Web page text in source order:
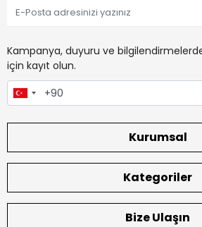
Kampanya, duyuru ve
için kayıt olun.
Kurumsal
Kategoriler
Bize Ulaşın